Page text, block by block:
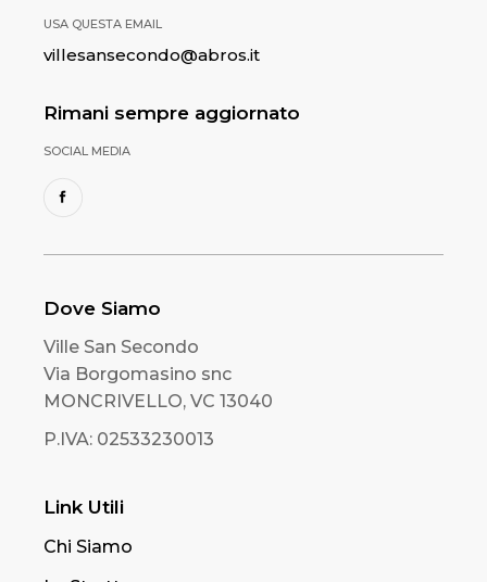
USA QUESTA EMAIL
villesansecondo@abros.it
Rimani sempre aggiornato
SOCIAL MEDIA
Dove Siamo
Ville San Secondo
Via Borgomasino snc
MONCRIVELLO, VC 13040
P.IVA: 02533230013
Link Utili
Chi Siamo